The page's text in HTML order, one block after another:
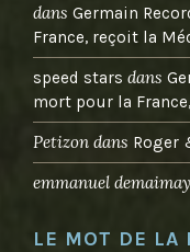
dansGermain
France, reçoit la
speed stars dans
mort pour la
Petizon dans Roger
emmanuel demaimay
LE MOT DE LA